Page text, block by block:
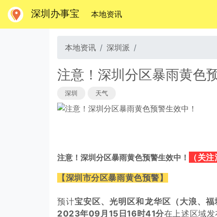
深圳办事宝 本地资讯(当前)
本地资讯 深圳派
注意！深圳分区暴雨黄色
深圳 天气
注意！深圳分区暴雨黄色预警生效中！ （关
【深圳市分区暴雨黄色预警】
预计宝安区、光明区和龙华区（大浪、
2023年09月15日16时41分在上述区域发